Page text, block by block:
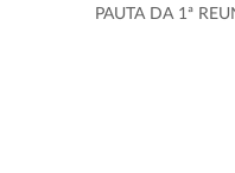
PAUTA DA 1ª